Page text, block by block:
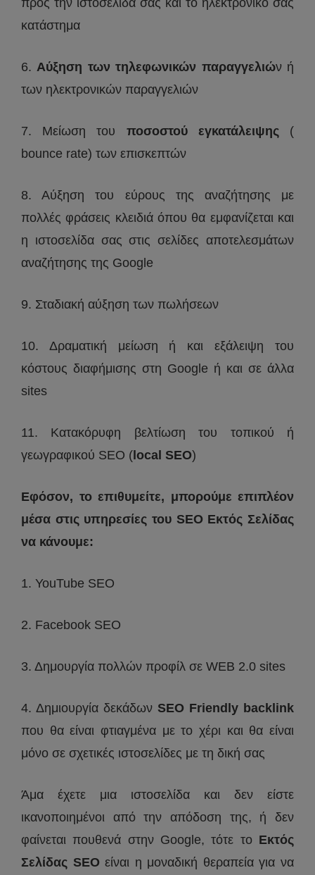
κατάστημα
6. Αύξηση των τηλεφωνικών παραγγελιών ή
των ηλεκτρονικών παραγγελιών
7. Μείωση του ποσοστού εγκατάλειψης(
bounce rate) των επισκεπτών
8. Αύξηση του εύρους της αναζήτησης με
πολλές φράσεις κλειδιά όπου θα εμφανίζεται και
η ιστοσελίδα σας στις σελίδες αποτελεσμάτων
αναζήτησης της Google
9. Σταδιακή αύξηση των πωλήσεων
10. Δραματική μείωση ή και εξάλειψη του
κόστους διαφήμισης στη Google ή και σε άλλα
sites
11. Κατακόρυφη βελτίωση του τοπικού ή
γεωγραφικού SEO (local SEO)
Εφόσον, το επιθυμείτε, μπορούμε επιπλέον
μέσα στις υπηρεσίες του SEO Εκτός Σελίδας
να κάνουμε:
1. YouTube SEO
2. Facebook SEO
3. Δημουργία πολλών προφίλ σε WEB 2.0 sites
4. Δημιουργία δεκάδων SEO Friendly backlink
που θα είναι φτιαγμένα με το χέρι και θα είναι
μόνο σε σχετικές ιστοσελίδες με τη δική σας
Άμα έχετε μια ιστοσελίδα και δεν είστε
ικανοποιημένοι από την απόδοση της, ή δεν
φαίνεται πουθενά στην Google, τότε το Εκτός
Σελίδας SEO είναι η μοναδική θεραπεία για να